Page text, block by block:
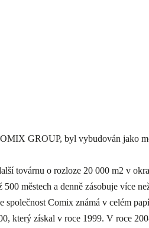
GROUP, byl vybudován jako
továrnu o rozloze 20 000 m2 v
městech a denně zásobuje více
Comix známá v celém
který získal v roce 1999. V roce